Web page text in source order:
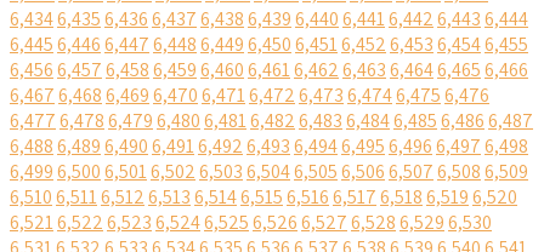
6,4346,4356,4366,4376,4386,4396,4406,4416,4426,4436,444
6,4456,4466,4476,4486,4496,4506,4516,4526,4536,4546,455
6,4566,4576,4586,4596,4606,4616,4626,4636,4646,4656,466
6,4676,4686,4696,4706,4716,4726,4736,4746,4756,476
6,4776,4786,4796,4806,4816,4826,4836,4846,4856,4866,487
6,4886,4896,4906,4916,4926,4936,4946,4956,4966,4976,498
6,4996,5006,5016,5026,5036,5046,5056,5066,5076,5086,509
6,5106,5116,5126,5136,5146,5156,5166,5176,5186,5196,520
6,5216,5226,5236,5246,5256,5266,5276,5286,5296,530